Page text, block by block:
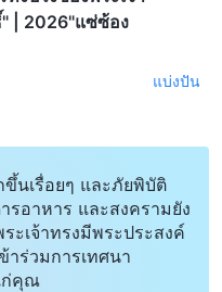
| 2026"แซ่ซ้อง
แบ่งปัน
นเรื่อยๆ และภัยพิบัติ
รอาหาร และสงครามยัง
ะเจ้าทรงมีพระประสงค์
าร่วมการเทศนา
ก่คุณ